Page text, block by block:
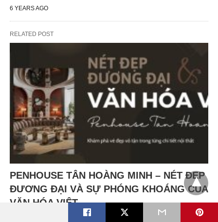
6 YEARS AGO
RELATED POST
PENHOUSE TÂN HOÀNG MINH – NÉT ĐẸP
ĐƯƠNG ĐẠI VÀ SỰ PHÓNG KHOÁNG CỦA
VĂN HÓA VIỆT